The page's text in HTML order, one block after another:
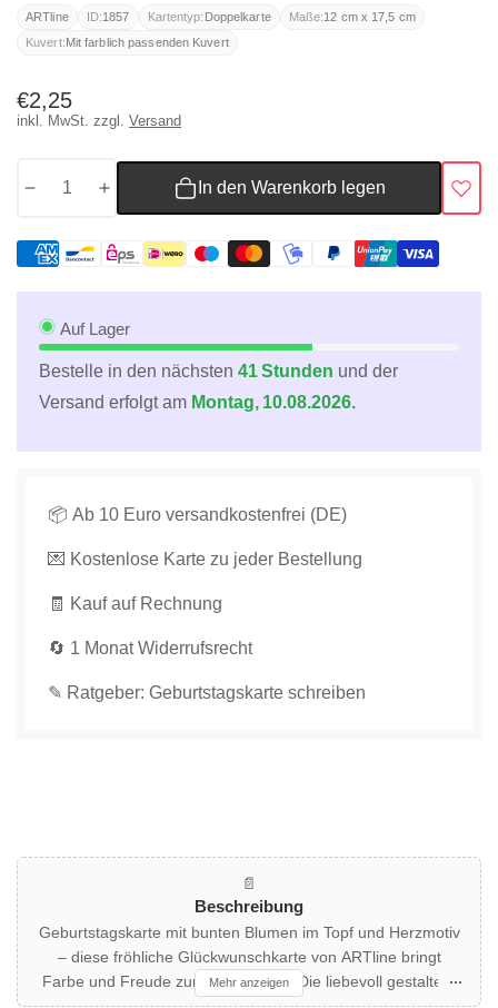
ARTline ID:1857 Kartentyp: Doppelkarte Maße:12 cm x 17,5 cm
Kuvert:Mit farblich passenden Kuvert
Normaler
Preis
€2,25
inkl. MwSt. zzgl. Versand
Menge
Geburtstagskarte
Blumen
im
Topf
und
fröhliche
zum
Geburtstag
Wünsche
verringern
Menge
Geburtstagskarte
Blumen
im
Topf
und
fröhliche
zum
für
und
Wünsche
erhöhen
In den Warenkorb legen
Auf Lager
Bestelle in den nächsten 41 Stunden und der
Versand erfolgt am Montag, 10.08.2026.
📦 Ab 10 Euro versandkostenfrei (DE)
💌 Kostenlose Karte zu jeder Bestellung
🧾 Kauf auf Rechnung
🔄 1 Monat Widerrufsrecht
✎ Ratgeber: Geburtstagskarte schreiben
📄
Beschreibung
Geburtstagskarte mit bunten Blumen im Topf und Herzmotiv
– diese fröhliche Glückwunschkarte von ARTline bringt
Farbe und Freude zum Geburtstag! Die liebevoll gestaltete
Mehr anzeigen